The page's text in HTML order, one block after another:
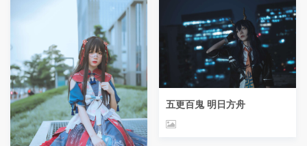
五更百鬼 明日方舟